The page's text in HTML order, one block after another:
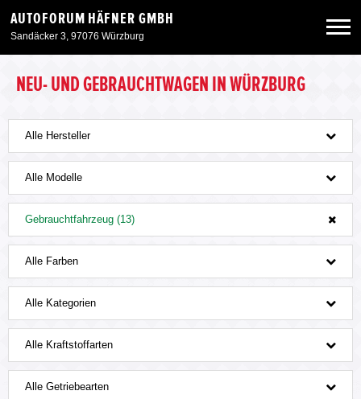
AUTOFORUM HÄFNER GMBH
Sandäcker 3, 97076 Würzburg
Neuwagen
Gebrauchtwagen
Angebote
Service & Zubehör
NEU- UND GEBRAUCHTWAGEN IN WÜRZBURG
Alle Hersteller
Alle Modelle
Gebrauchtfahrzeug (13)
Alle Farben
Alle Kategorien
Alle Kraftstoffarten
Alle Getriebearten